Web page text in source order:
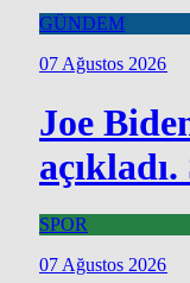
GÜNDEM
07 Ağustos 2026
Joe
SPOR
07 Ağustos 2026